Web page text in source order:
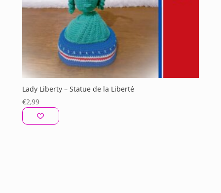
Lady Liberty – Statue de la Liberté
€2,99